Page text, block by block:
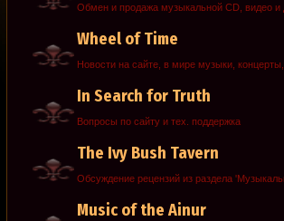
Обмен и продажа музыкальной CD, видео и
Wheel of Time
Новости на сайте, в мире музыки, концерты,
In Search for Truth
Вопросы по сайту и тех. поддержка
The Ivy Bush Tavern
Обсуждение рецензий из раздела
Music of the Ainur